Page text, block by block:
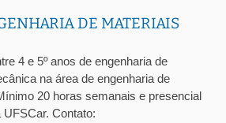
DE MATERIAIS
4 e 5º anos de engenharia de
na área de engenharia de
20 horas semanais e presencial
UFSCar. Contato: